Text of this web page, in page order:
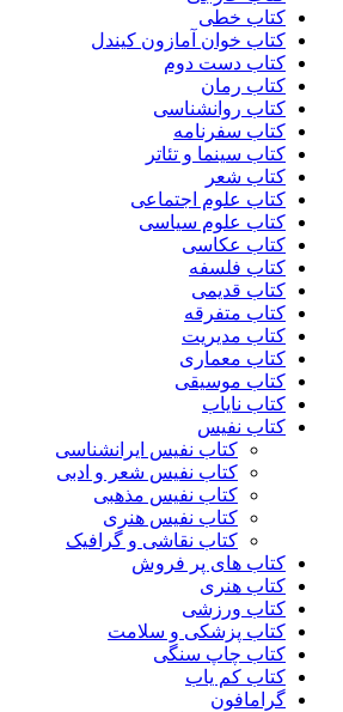
کتاب خطی
کتاب خوان آمازون کیندل
کتاب دست دوم
کتاب رمان
کتاب روانشناسی
کتاب سفرنامه
کتاب سینما و تئاتر
کتاب شعر
کتاب علوم اجتماعی
کتاب علوم سیاسی
کتاب عکاسی
کتاب فلسفه
کتاب قدیمی
کتاب متفرقه
کتاب مدیریت
کتاب معماری
کتاب موسیقی
کتاب نایاب
کتاب نفیس
کتاب نفیس ایرانشناسی
کتاب نفیس شعر و ادبی
کتاب نفیس مذهبی
کتاب نفیس هنری
کتاب نقاشی و گرافیک
کتاب های پر فروش
کتاب هنری
کتاب ورزشی
کتاب پزشکی و سلامت
کتاب چاپ سنگی
کتاب کم یاب
گرامافون